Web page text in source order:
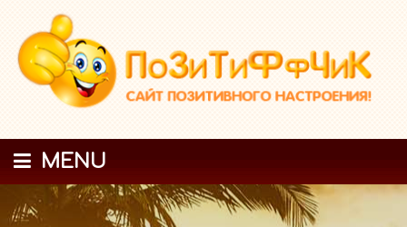
MENU